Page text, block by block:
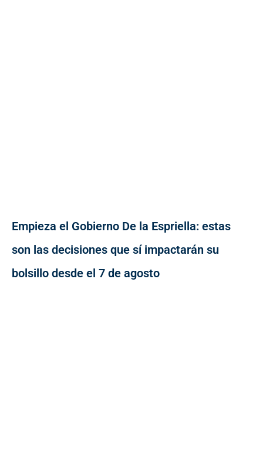
Empieza el Gobierno De la Espriella: estas
son las decisiones que sí impactarán su
bolsillo desde el 7 de agosto